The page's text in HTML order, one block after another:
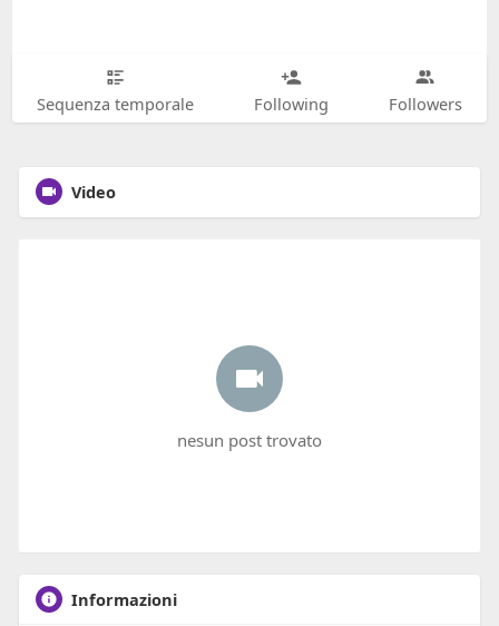
Sequenza temporale Following Followers
Video
nesun post trovato
Informazioni